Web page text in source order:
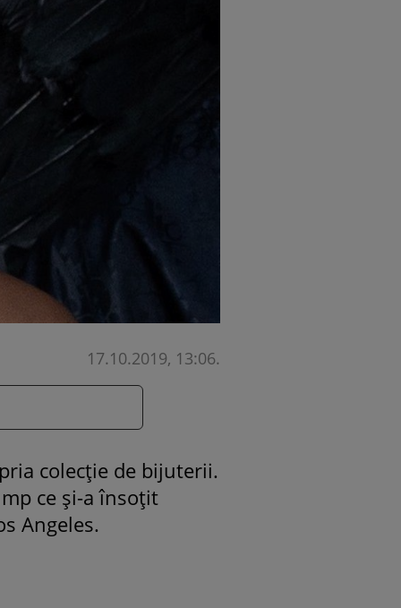
17.10.2019, 13:06.
colecție de bijuterii.
ce și-a însoțit
Angeles.